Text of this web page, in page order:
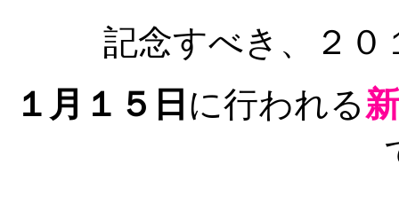
記念すべき、２０
１月１５日 に行われる